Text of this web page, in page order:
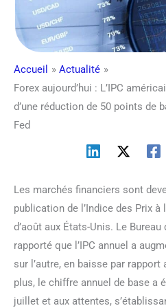
Accueil
Actualité
Forex aujourd’hui : L’IPC
d’une réduction de 50 points de
Fed
Les marchés financiers sont
publication de l’Indice des Prix
d’août aux États-Unis. Le
rapporté que l’IPC annuel a
sur l’autre, en baisse par rapport
plus, le chiffre annuel de base a
juillet et aux attentes,